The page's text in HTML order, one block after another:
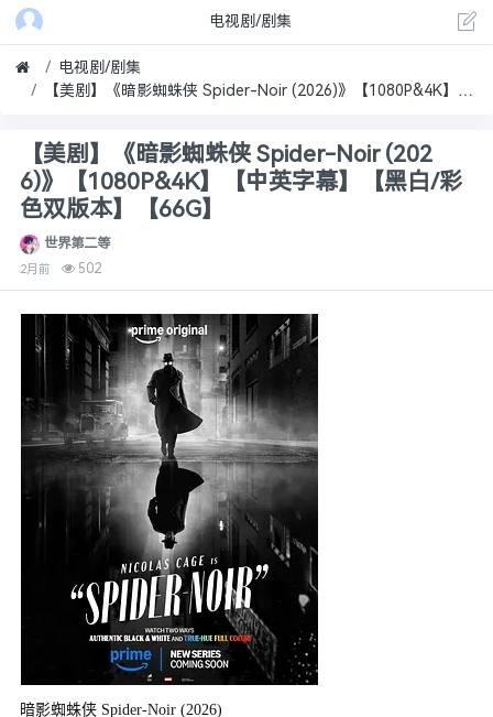
电视剧/剧集
电视剧/剧集
【美剧】《暗影蜘蛛侠 Spider-Noir (2026)》【1080P&4K】【中英字幕】【黑白/彩色双版本】【66G】
【美剧】《暗影蜘蛛侠 Spider-Noir (202
6)》【1080P&4K】【中英字幕】【黑白/彩
色双版本】【66G】
世界第二等
2月前 502
暗影蜘蛛侠 Spider-Noir (2026)